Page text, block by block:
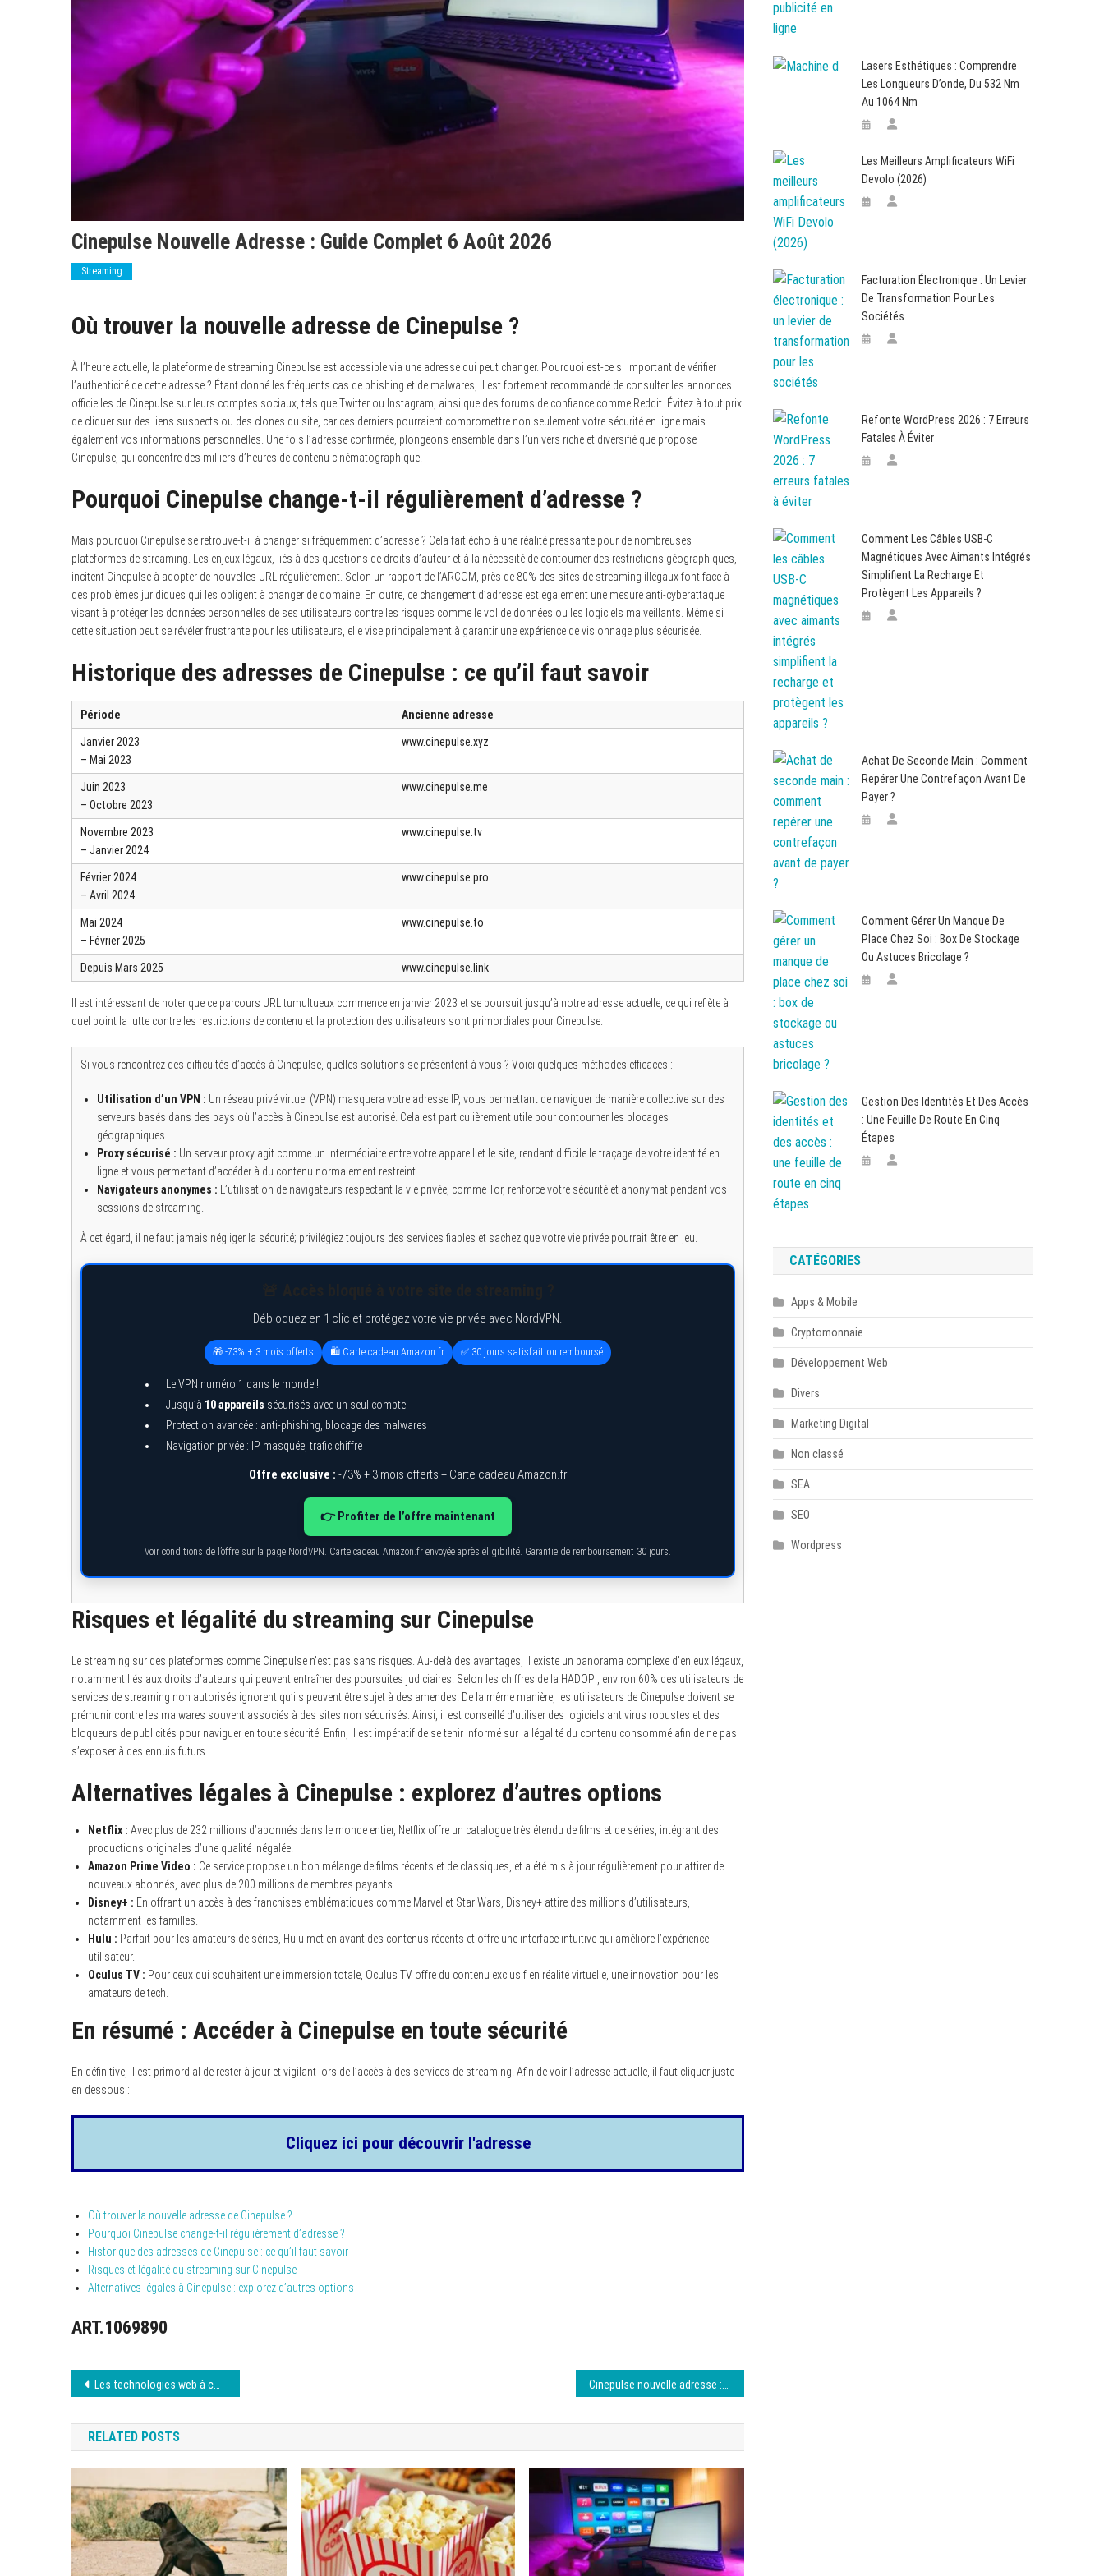
Cinepulse Nouvelle Adresse : Guide Complet 6 Août 2026
Streaming
Où trouver la nouvelle adresse de Cinepulse ?
À l’heure actuelle, la plateforme de streaming Cinepulse est accessible via une adresse qui peut changer. Pourquoi est-ce si important de vérifier
l’authenticité de cette adresse ? Étant donné les fréquents cas de phishing et de malwares, il est fortement recommandé de consulter les annonces
officielles de Cinepulse sur leurs comptes sociaux, tels que Twitter ou Instagram, ainsi que des forums de confiance comme Reddit. Évitez à tout prix
de cliquer sur des liens suspects ou des clones du site, car ces derniers pourraient compromettre non seulement votre sécurité en ligne mais
également vos informations personnelles. Une fois l’adresse confirmée, plongeons ensemble dans l’univers riche et diversifié que propose
Cinepulse, qui concentre des milliers d’heures de contenu cinématographique.
Pourquoi Cinepulse change-t-il régulièrement d’adresse ?
Mais pourquoi Cinepulse se retrouve-t-il à changer si fréquemment d’adresse ? Cela fait écho à une réalité pressante pour de nombreuses
plateformes de streaming. Les enjeux légaux, liés à des questions de droits d’auteur et à la nécessité de contourner des restrictions géographiques,
incitent Cinepulse à adopter de nouvelles URL régulièrement. Selon un rapport de l’ARCOM, près de 80% des sites de streaming illégaux font face à
des problèmes juridiques qui les obligent à changer de domaine. En outre, ce changement d’adresse est également une mesure anti-cyberattaque
visant à protéger les données personnelles de ses utilisateurs contre les risques comme le vol de données ou les logiciels malveillants. Même si
cette situation peut se révéler frustrante pour les utilisateurs, elle vise principalement à garantir une expérience de visionnage plus sécurisée.
Historique des adresses de Cinepulse : ce qu’il faut savoir
Période Ancienne adresse
Janvier 2023
– Mai 2023
www.cinepulse.xyz
Juin 2023
– Octobre 2023
www.cinepulse.me
Novembre 2023
– Janvier 2024
www.cinepulse.tv
Février 2024
– Avril 2024
www.cinepulse.pro
Mai 2024
– Février 2025
www.cinepulse.to
Depuis Mars 2025 www.cinepulse.link
Il est intéressant de noter que ce parcours URL tumultueux commence en janvier 2023 et se poursuit jusqu’à notre adresse actuelle, ce qui reflète à
quel point la lutte contre les restrictions de contenu et la protection des utilisateurs sont primordiales pour Cinepulse.
Si vous rencontrez des difficultés d’accès à Cinepulse, quelles solutions se présentent à vous ? Voici quelques méthodes efficaces :
Utilisation d’un VPN : Un réseau privé virtuel (VPN) masquera votre adresse IP, vous permettant de naviguer de manière collective sur des
serveurs basés dans des pays où l’accès à Cinepulse est autorisé. Cela est particulièrement utile pour contourner les blocages
géographiques.
Proxy sécurisé : Un serveur proxy agit comme un intermédiaire entre votre appareil et le site, rendant difficile le traçage de votre identité en
ligne et vous permettant d’accéder à du contenu normalement restreint.
Navigateurs anonymes : L’utilisation de navigateurs respectant la vie privée, comme Tor, renforce votre sécurité et anonymat pendant vos
sessions de streaming.
À cet égard, il ne faut jamais négliger la sécurité; privilégiez toujours des services fiables et sachez que votre vie privée pourrait être en jeu.
Débloquez en 1 clic et protégez votre vie privée avec NordVPN.
🎁 -73% + 3 mois offerts 🛍️ Carte cadeau Amazon.fr ✅ 30 jours satisfait ou remboursé
Le VPN numéro 1 dans le monde !
Jusqu’à 10 appareils sécurisés avec un seul compte
Protection avancée : anti-phishing, blocage des malwares
Navigation privée : IP masquée, trafic chiffré
Offre exclusive : -73% + 3 mois offerts + Carte cadeau Amazon.fr
👉 Profiter de l’offre maintenant
Voir conditions de l’offre sur la page NordVPN. Carte cadeau Amazon.fr envoyée après éligibilité. Garantie de remboursement 30 jours.
Risques et légalité du streaming sur Cinepulse
Le streaming sur des plateformes comme Cinepulse n’est pas sans risques. Au-delà des avantages, il existe un panorama complexe d’enjeux légaux,
notamment liés aux droits d’auteurs qui peuvent entraîner des poursuites judiciaires. Selon les chiffres de la HADOPI, environ 60% des utilisateurs de
services de streaming non autorisés ignorent qu’ils peuvent être sujet à des amendes. De la même manière, les utilisateurs de Cinepulse doivent se
prémunir contre les malwares souvent associés à des sites non sécurisés. Ainsi, il est conseillé d’utiliser des logiciels antivirus robustes et des
bloqueurs de publicités pour naviguer en toute sécurité. Enfin, il est impératif de se tenir informé sur la légalité du contenu consommé afin de ne pas
s’exposer à des ennuis futurs.
Alternatives légales à Cinepulse : explorez d’autres options
Netflix : Avec plus de 232 millions d’abonnés dans le monde entier, Netflix offre un catalogue très étendu de films et de séries, intégrant des
productions originales d’une qualité inégalée.
Amazon Prime Video : Ce service propose un bon mélange de films récents et de classiques, et a été mis à jour régulièrement pour attirer de
nouveaux abonnés, avec plus de 200 millions de membres payants.
Disney+ : En offrant un accès à des franchises emblématiques comme Marvel et Star Wars, Disney+ attire des millions d’utilisateurs,
notamment les familles.
Hulu : Parfait pour les amateurs de séries, Hulu met en avant des contenus récents et offre une interface intuitive qui améliore l’expérience
utilisateur.
Oculus TV : Pour ceux qui souhaitent une immersion totale, Oculus TV offre du contenu exclusif en réalité virtuelle, une innovation pour les
amateurs de tech.
En résumé : Accéder à Cinepulse en toute sécurité
En définitive, il est primordial de rester à jour et vigilant lors de l’accès à des services de streaming. Afin de voir l’adresse actuelle, il faut cliquer juste
en dessous :
Cliquez ici pour découvrir l'adresse
Où trouver la nouvelle adresse de Cinepulse ?
Pourquoi Cinepulse change-t-il régulièrement d’adresse ?
Historique des adresses de Cinepulse : ce qu’il faut savoir
Risques et légalité du streaming sur Cinepulse
Alternatives légales à Cinepulse : explorez d’autres options
ART.1069890
Navigation
de
l’article
Les technologies web à connaître absolument Cinepulse nouvelle adresse : Guide complet 6 août 2026
RELATED POSTS
Lasers Esthétiques : Comprendre
Les Longueurs D’onde, Du 532 Nm
Au 1064 Nm
Les Meilleurs Amplificateurs WiFi
Devolo (2026)
Facturation Électronique : Un Levier
De Transformation Pour Les
Sociétés
Refonte WordPress 2026 : 7 Erreurs
Fatales À Éviter
Comment Les Câbles USB-C
Magnétiques Avec Aimants Intégrés
Simplifient La Recharge Et
Protègent Les Appareils ?
Achat De Seconde Main : Comment
Repérer Une Contrefaçon Avant De
Payer ?
Comment Gérer Un Manque De
Place Chez Soi : Box De Stockage
Ou Astuces Bricolage ?
Gestion Des Identités Et Des Accès
: Une Feuille De Route En Cinq
Étapes
CATÉGORIES
Apps & Mobile
Cryptomonnaie
Développement Web
Divers
Marketing Digital
Non classé
SEA
SEO
Wordpress